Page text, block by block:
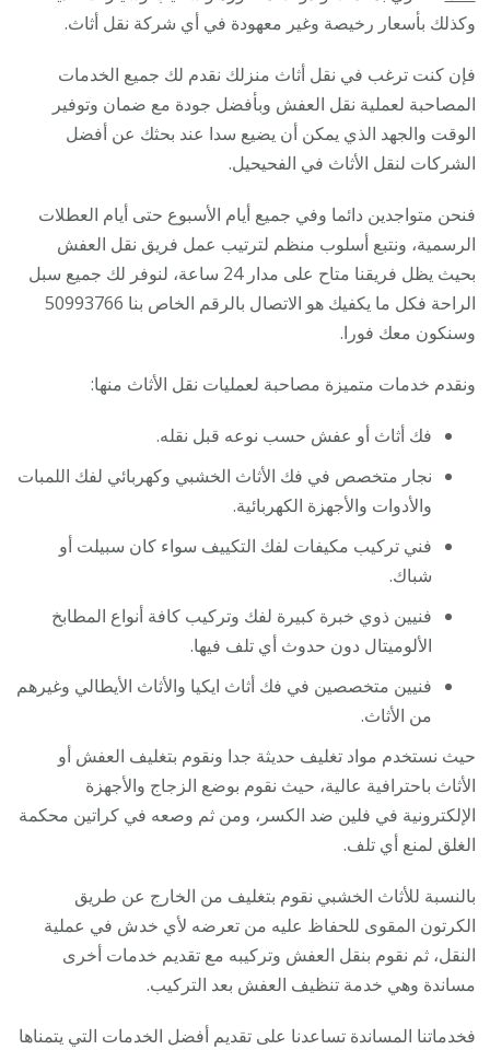
وكذلك بأسعار رخيصة وغير معهودة في أي شركة نقل أثاث.
فإن كنت ترغب في نقل أثاث منزلك نقدم لك جميع الخدمات
المصاحبة لعملية نقل العفش وبأفضل جودة مع ضمان وتوفير
الوقت والجهد الذي يمكن أن يضيع سدا عند بحثك عن أفضل
الشركات لنقل الأثاث في الفحيحيل.
فنحن متواجدين دائما وفي جميع أيام الأسبوع حتى أيام العطلات
الرسمية، ونتبع أسلوب منظم لترتيب عمل فريق نقل العفش
بحيث يظل فريقنا متاح على مدار 24 ساعة، لنوفر لك جميع سبل
الراحة فكل ما يكفيك هو الاتصال بالرقم الخاص بنا 50993766
وسنكون معك فورا.
ونقدم خدمات متميزة مصاحبة لعمليات نقل الأثاث منها:
فك أثاث أو عفش حسب نوعه قبل نقله.
نجار متخصص في فك الأثاث الخشبي وكهربائي لفك اللمبات
والأدوات والأجهزة الكهربائية.
فني تركيب مكيفات لفك التكييف سواء كان سبيلت أو
شباك.
فنيين ذوي خبرة كبيرة لفك وتركيب كافة أنواع المطابخ
الألوميتال دون حدوث أي تلف فيها.
فنيين متخصصين في فك أثاث ايكيا والأثاث الأيطالي وغيرهم
من الأثاث.
حيث نستخدم مواد تغليف حديثة جدا ونقوم بتغليف العفش أو
الأثاث باحترافية عالية، حيث نقوم بوضع الزجاج والأجهزة
الإلكترونية في فلين ضد الكسر، ومن ثم وصعه في كراتين محكمة
الغلق لمنع أي تلف.
بالنسبة للأثاث الخشبي نقوم بتغليف من الخارج عن طريق
الكرتون المقوى للحفاظ عليه من تعرضه لأي خدش في عملية
النقل، ثم نقوم بنقل العفش وتركيبه مع تقديم خدمات أخرى
مساندة وهي خدمة تنظيف العفش بعد التركيب.
فخدماتنا المساندة تساعدنا على تقديم أفضل الخدمات التي يتمناها